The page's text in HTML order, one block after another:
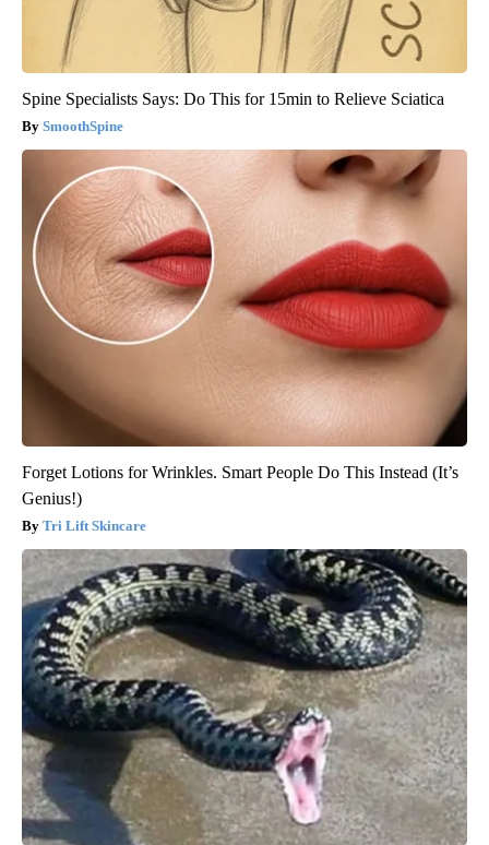
Spine Specialists Says: Do This for 15min to Relieve Sciatica
SmoothSpine
Forget Lotions for Wrinkles. Smart People Do This Instead (It’s
Genius!)
Tri Lift Skincare